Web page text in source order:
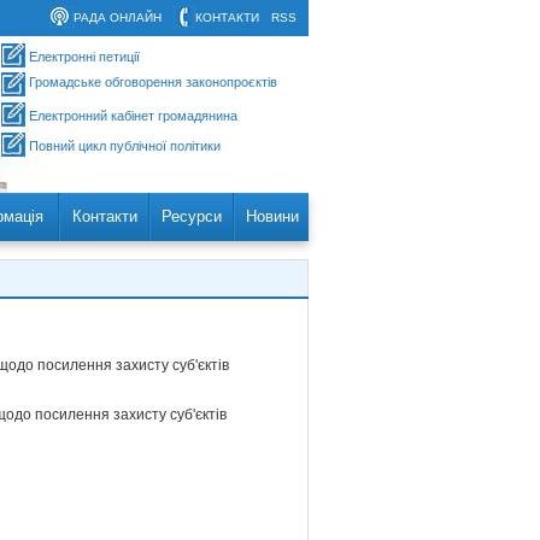
RSS
КОНТАКТИ
РАДА ОНЛАЙН
Електронні петиції
Громадське обговорення законопроєктів
Електронний кабінет громадянина
Повний цикл публічної політики
Контакти Ресурси Новини
посилення захисту суб'єктів
посилення захисту суб'єктів